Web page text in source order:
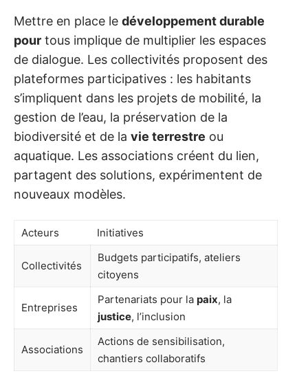
Mettre en place le développement durable
pour tous implique de multiplier les espaces
de dialogue. Les collectivités proposent des
plateformes participatives : les habitants
s’impliquent dans les projets de mobilité, la
gestion de l’eau, la préservation de la
biodiversité et de la vie terrestre ou
aquatique. Les associations créent du lien,
partagent des solutions, expérimentent de
nouveaux modèles.
Acteurs Initiatives
Collectivités
Budgets participatifs, ateliers
citoyens
Entreprises
Partenariats pour la paix, la
justice, l’inclusion
Associations
Actions de sensibilisation,
chantiers collaboratifs